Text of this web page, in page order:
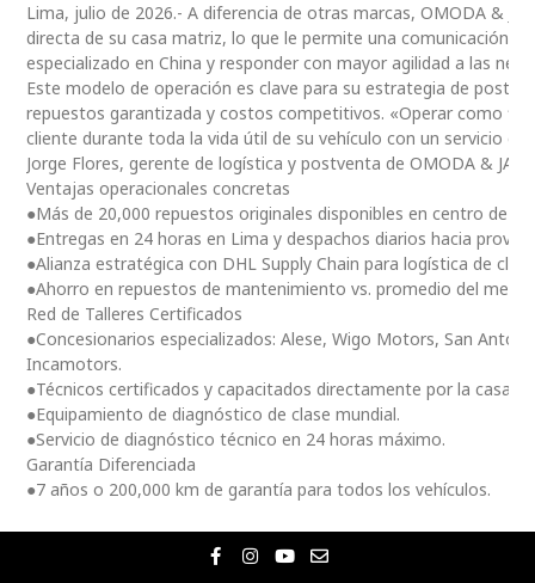
Lima, julio de 2026.- A diferencia de otras marcas, OMODA &
directa de su casa matriz, lo que le permite una comunicación
especializado en China y responder con mayor agilidad a las
Este modelo de operación es clave para su estrategia de
repuestos garantizada y costos competitivos. «Operar como
cliente durante toda la vida útil de su vehículo con un servicio
Jorge Flores, gerente de logística y postventa de OMODA &
Ventajas operacionales concretas
●Más de 20,000 repuestos originales disponibles en centro de
●Entregas en 24 horas en Lima y despachos diarios hacia
●Alianza estratégica con DHL Supply Chain para logística de
●Ahorro en repuestos de mantenimiento vs. promedio del
Red de Talleres Certificados
●Concesionarios especializados: Alese, Wigo Motors, San
Incamotors.
●Técnicos certificados y capacitados directamente por la casa
●Equipamiento de diagnóstico de clase mundial.
●Servicio de diagnóstico técnico en 24 horas máximo.
Garantía Diferenciada
●7 años o 200,000 km de garantía para todos los vehículos.
F
a
I
n
Y
o
E
n